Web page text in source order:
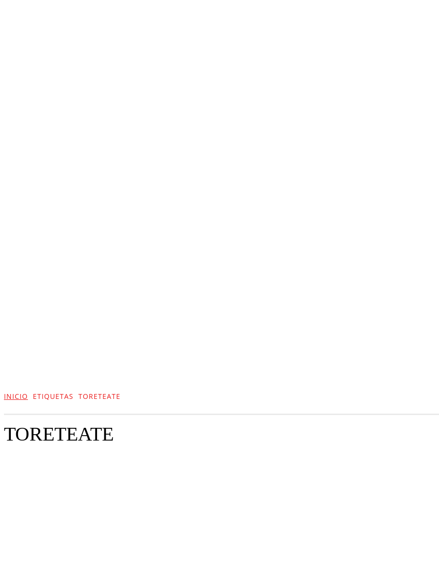
INICIO ETIQUETAS TORETEATE
TORETEATE